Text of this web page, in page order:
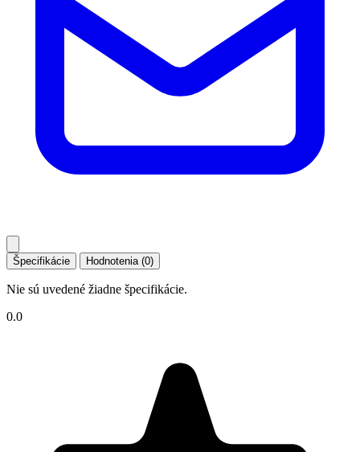
Špecifikácie Hodnotenia (0)
Nie sú uvedené žiadne špecifikácie.
0.0